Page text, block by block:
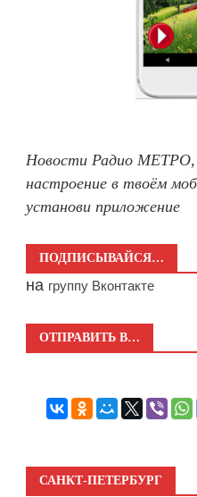
Новости Радио МЕТРО,
настроение в твоём
установи приложение
ПОДПИСЫВАЙСЯ…
на группу Вконтакте
ОТПРАВИТЬ В…
САНКТ-ПЕТЕРБУРГ